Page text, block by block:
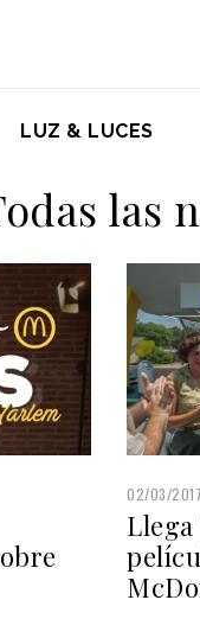
LUZ & LUCES
las
02/03/2017
Llega